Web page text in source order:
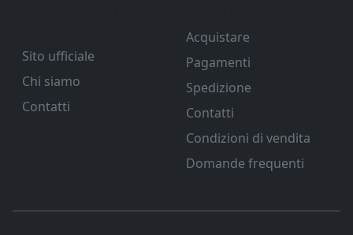
Sito ufficiale
Chi siamo
Contatti
Acquistare
Pagamenti
Spedizione
Contatti
Condizioni di vendita
Domande frequenti